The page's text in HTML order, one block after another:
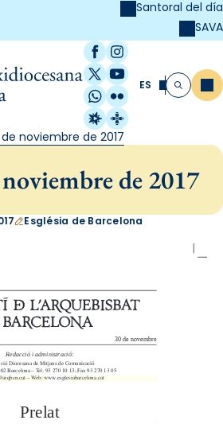
Santoral del día
SAVA
Facebook
Instagram
X / Twitter
YouTube
WhatsApp
Flickr
Radio Estel
Catalunya
ES Buscar
noviembre de 2017
de 2017
Església de Barcelona
– Web: www.esglesiabarcelona.cat